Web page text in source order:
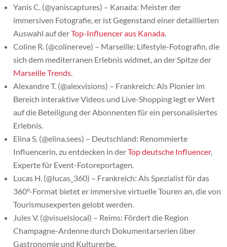
Yanis C. (@yaniscaptures) – Kanada: Meister der
immersiven Fotografie, er ist Gegenstand einer detaillierten
Auswahl auf derTop-Influencer aus Kanada
Coline R. (@colinereve) – Marseille: Lifestyle-Fotografin, die
sich dem mediterranen Erlebnis widmet, an der Spitze der
Marseille Trends
Alexandre T. (@alexvisions) – Frankreich: Als Pionier im
Bereich interaktive Videos und Live-Shopping legt er Wert
auf die Beteiligung der Abonnenten für ein personalisiertes
Erlebnis.
Elina S. (@elina.sees) – Deutschland: Renommierte
Influencerin, zu entdecken in derTop deutsche Influencer,
Experte für Event-Fotoreportagen.
Lucas H. (@lucas_360) – Frankreich: Als Spezialist für das
360°-Format bietet er immersive virtuelle Touren an, die von
Tourismusexperten gelobt werden.
Jules V. (@visuelslocal) – Reims: Fördert die Region
Champagne-Ardenne durch Dokumentarserien über
Gastronomie und Kulturerbe.